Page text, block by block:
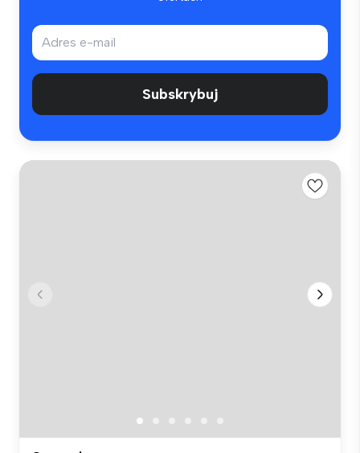
Subskrybuj